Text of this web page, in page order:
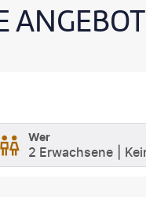
Wer
2 Erwachsene